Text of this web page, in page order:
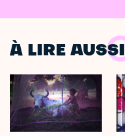
À LIRE AUSSI